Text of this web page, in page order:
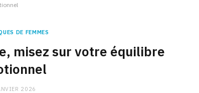
DE FEMMES
misez sur votre équilibre
2026